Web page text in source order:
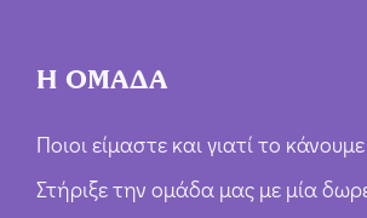
Η ΟΜΑΔΑ
Ποιοι είμαστε και γιατί το
Στήριξε την ομάδα μας με μία